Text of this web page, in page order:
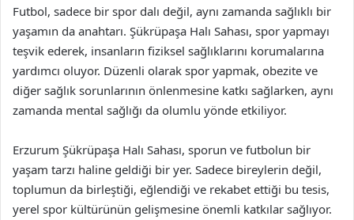
Futbol, sadece bir spor dalı değil, aynı zamanda sağlıklı bir
yaşamın da anahtarı. Şükrüpaşa Halı Sahası, spor yapmayı
teşvik ederek, insanların fiziksel sağlıklarını korumalarına
yardımcı oluyor. Düzenli olarak spor yapmak, obezite ve
diğer sağlık sorunlarının önlenmesine katkı sağlarken, aynı
zamanda mental sağlığı da olumlu yönde etkiliyor.
Erzurum Şükrüpaşa Halı Sahası, sporun ve futbolun bir
yaşam tarzı haline geldiği bir yer. Sadece bireylerin değil,
toplumun da birleştiği, eğlendiği ve rekabet ettiği bu tesis,
yerel spor kültürünün gelişmesine önemli katkılar sağlıyor.